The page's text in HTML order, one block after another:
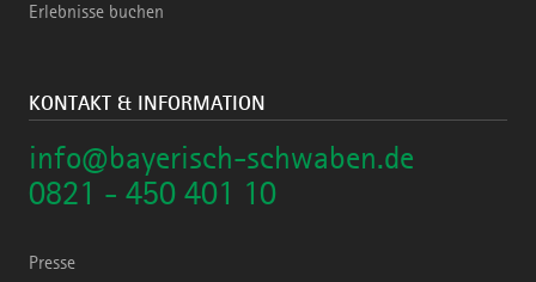
Erlebnisse buchen
KONTAKT & INFORMATION
info@bayerisch-schwaben.de
0821 - 450 401 10
Presse